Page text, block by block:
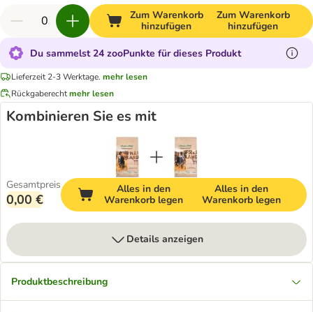
Zum Warenkorb
hinzufügen
Zum Warenkorb
hinzufügen
Du sammelst 24 zooPunkte für dieses Produkt
Lieferzeit 2-3 Werktage. mehr lesen
Rückgaberechtmehr lesen
Kombinieren Sie es mit
Gesamtpreis
0,00 €
Alles in den
Warenkorb legen
Alles in den
Warenkorb legen
Details anzeigen
Produktbeschreibung